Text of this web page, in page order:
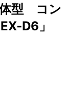
体型 コン
D6」